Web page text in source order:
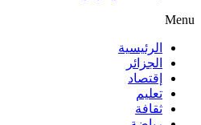
Menu
الرئيسية
الجزائر
إقتصاد
تعليم
ثقافة